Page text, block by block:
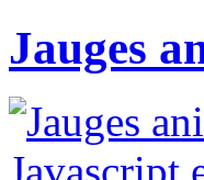
Jauges